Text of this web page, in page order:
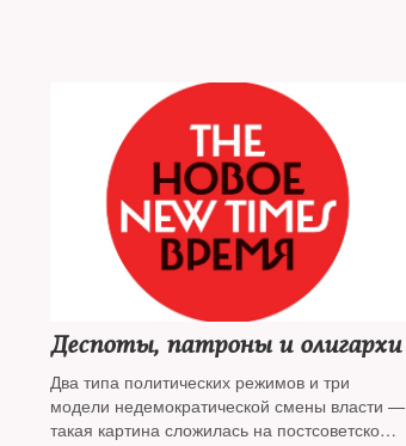
Деспоты, патроны и олигархи
Два типа политических режимов и три
модели недемократической смены власти —
такая картина сложилась на постсоветском